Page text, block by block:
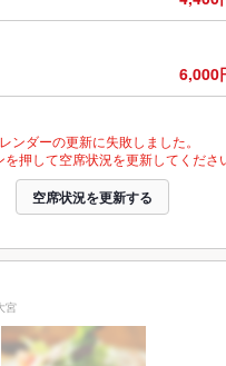
6,000
ンダーの更新に失敗しました。
押して空席状況を更新してくださ
空席状況を更新する
宮